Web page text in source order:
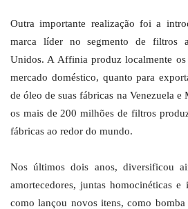
Outra importante realização foi a
marca líder no segmento de filtros
Unidos. A Affinia produz localmente
mercado doméstico, quanto para
de óleo de suas fábricas na Venezuela
os mais de 200 milhões de filtros
fábricas ao redor do mundo.
Nos últimos dois anos, diversificou
amortecedores, juntas homocinéticas e
como lançou novos itens, como bomba